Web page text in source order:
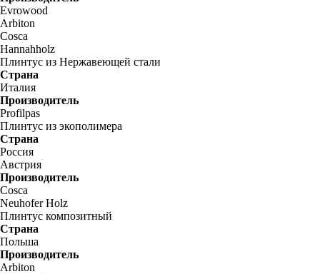
Evrowood
Arbiton
Cosca
Hannahholz
Плинтус из Нержавеющей стали
Страна
Италия
Производитель
Profilpas
Плинтус из экополимера
Страна
Россия
Австрия
Производитель
Cosca
Neuhofer Holz
Плинтус композитный
Страна
Польша
Производитель
Arbiton